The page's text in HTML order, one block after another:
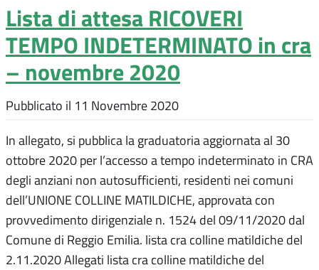
Lista di attesa RICOVERI
TEMPO INDETERMINATO in cra
– novembre 2020
Pubblicato il 11 Novembre 2020
In allegato, si pubblica la graduatoria aggiornata al 30
ottobre 2020 per l’accesso a tempo indeterminato in CRA
degli anziani non autosufficienti, residenti nei comuni
dell’UNIONE COLLINE MATILDICHE, approvata con
provvedimento dirigenziale n. 1524 del 09/11/2020 dal
Comune di Reggio Emilia. lista cra colline matildiche del
2.11.2020 Allegati lista cra colline matildiche del